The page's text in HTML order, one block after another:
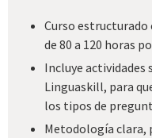
Curso estructurado
de 80 a 120 horas
Incluye actividades
Linguaskill, para
los tipos de
Metodología clara,